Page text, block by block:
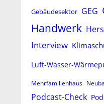
Gebäudesektor GEG
Handwerk
Interview
Luft-Wasser-
Mehrfamilienhaus
Podcast-Check